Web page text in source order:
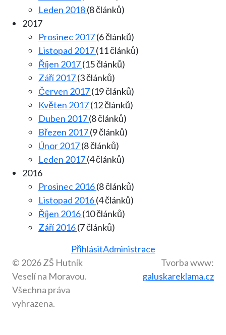
Leden 2018(8 článků)
2017
Prosinec 2017(6 článků)
Listopad 2017(11 článků)
Říjen 2017(15 článků)
Září 2017(3 článků)
Červen 2017(19 článků)
Květen 2017(12 článků)
Duben 2017(8 článků)
Březen 2017(9 článků)
Únor 2017(8 článků)
Leden 2017(4 článků)
2016
Prosinec 2016(8 článků)
Listopad 2016(4 článků)
Říjen 2016(10 článků)
Září 2016(7 článků)
PřihlásitAdministrace
© 2026 ZŠ Hutník
Veselí na Moravou.
Všechna práva
vyhrazena.
Tvorba www:
galuskareklama.cz